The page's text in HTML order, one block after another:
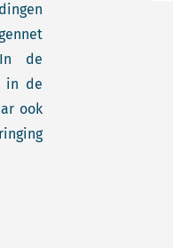
de
in de
ook